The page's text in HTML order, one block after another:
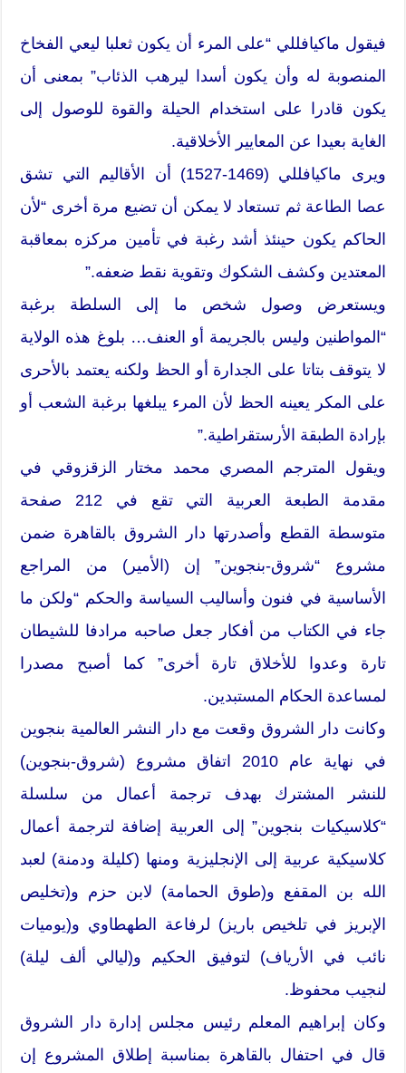
فيقول ماكيافللي “على المرء أن يكون ثعلبا ليعي الفخاخ
المنصوبة له وأن يكون أسدا ليرهب الذئاب” بمعنى أن
يكون قادرا على استخدام الحيلة والقوة للوصول إلى
الغاية بعيدا عن المعايير الأخلاقية.
ويرى ماكيافللي (1469-1527) أن الأقاليم التي تشق
عصا الطاعة ثم تستعاد لا يمكن أن تضيع مرة أخرى “لأن
الحاكم يكون حينئذ أشد رغبة في تأمين مركزه بمعاقبة
المعتدين وكشف الشكوك وتقوية نقط ضعفه.”
ويستعرض وصول شخص ما إلى السلطة برغبة
“المواطنين وليس بالجريمة أو العنف… بلوغ هذه الولاية
لا يتوقف بتاتا على الجدارة أو الحظ ولكنه يعتمد بالأحرى
على المكر يعينه الحظ لأن المرء يبلغها برغبة الشعب أو
بإرادة الطبقة الأرستقراطية.”
ويقول المترجم المصري محمد مختار الزقزوقي في
مقدمة الطبعة العربية التي تقع في 212 صفحة
متوسطة القطع وأصدرتها دار الشروق بالقاهرة ضمن
مشروع “شروق-بنجوين” إن (الأمير) من المراجع
الأساسية في فنون وأساليب السياسة والحكم “ولكن ما
جاء في الكتاب من أفكار جعل صاحبه مرادفا للشيطان
تارة وعدوا للأخلاق تارة أخرى” كما أصبح مصدرا
لمساعدة الحكام المستبدين.
وكانت دار الشروق وقعت مع دار النشر العالمية بنجوين
في نهاية عام 2010 اتفاق مشروع (شروق-بنجوين)
للنشر المشترك بهدف ترجمة أعمال من سلسلة
“كلاسيكيات بنجوين” إلى العربية إضافة لترجمة أعمال
كلاسيكية عربية إلى الإنجليزية ومنها (كليلة ودمنة) لعبد
الله بن المقفع و(طوق الحمامة) لابن حزم و(تخليص
الإبريز في تلخيص باريز) لرفاعة الطهطاوي و(يوميات
نائب في الأرياف) لتوفيق الحكيم و(ليالي ألف ليلة)
لنجيب محفوظ.
وكان إبراهيم المعلم رئيس مجلس إدارة دار الشروق
قال في احتفال بالقاهرة بمناسبة إطلاق المشروع إن